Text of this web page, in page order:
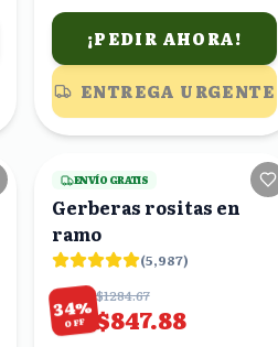
¡PEDIR AHORA!
ENTREGA URGENTE
23viendo
ENVÍO GRATIS
Gerberas rositas en
ramo
(5,987)
34%
OFF
$1284.67
$847.88